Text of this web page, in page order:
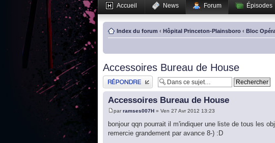
Accueil News Forum Épisodes
Index du forum ‹ Hôpital Princeton-Plainsboro ‹ Bloc
Accessoires Bureau de House
Publier une réponse
Accessoires Bureau de House
parramses007H » Ven 27 Avr 2012 13:23
bonjour qqn pourrait il m'indiquer une liste de tous les
remercie grandement par avance 8-) :D